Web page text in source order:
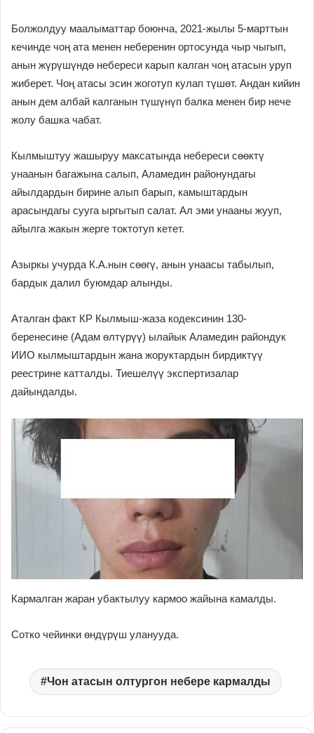
Болжолдуу маалыматтар боюнча, 2021-жылы 5-марттын
кечинде чоң ата менен неберенин ортосунда чыр чыгып,
анын жүрүшүндө небереси карып калган чоң атасын уруп
жиберет. Чоң атасы эсин жоготуп кулап түшөт. Андан кийин
анын дем албай калганын түшүнүп балка менен бир нече
жолу башка чабат.
Кылмыштуу жашыруу максатында небереси сөөктү
унаанын багажына салып, Аламедин районундагы
айылдардын бирине алып барып, камыштардын
арасындагы сууга ыргытып салат. Ал эми унааны жууп,
айылга жакын жерге токтотуп кетет.
Азыркы учурда К.А.нын сөөгү, анын унаасы табылып,
бардык далил буюмдар алынды.
Аталган факт КР Кылмыш-жаза кодексинин 130-
беренесине (Адам өлтүрүү) ылайык Аламедин райондук
ИИО кылмыштардын жана жоруктардын бирдиктүү
реестрине катталды. Тиешелүү экспертизалар
дайындалды.
Кармалган жаран убактылуу кармоо жайына камалды.
Сотко чейинки өндүрүш уланууда.
Чон атасын олтургон небере кармалды